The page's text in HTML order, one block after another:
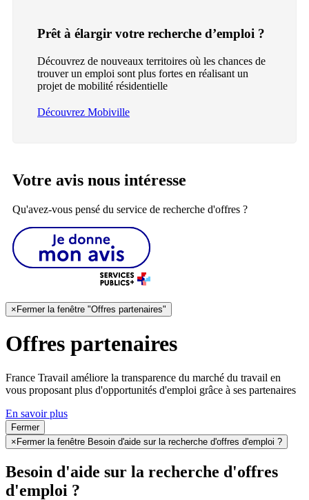
Prêt à élargir votre recherche d’emploi ?
Découvrez de nouveaux territoires où les chances de
trouver un emploi sont plus fortes en réalisant un
projet de mobilité résidentielle
Découvrez Mobiville
Votre avis nous intéresse
Qu'avez-vous pensé du service de recherche d'offres ?
× Fermer la fenêtre "Offres partenaires"
Offres partenaires
France Travail améliore la transparence du marché du travail en
vous proposant plus d'opportunités d'emploi grâce à ses partenaires
En savoir plus
Fermer
× Fermer la fenêtre Besoin d'aide sur la recherche d'offres d'emploi ?
Besoin d'aide sur la recherche d'offres
d'emploi ?